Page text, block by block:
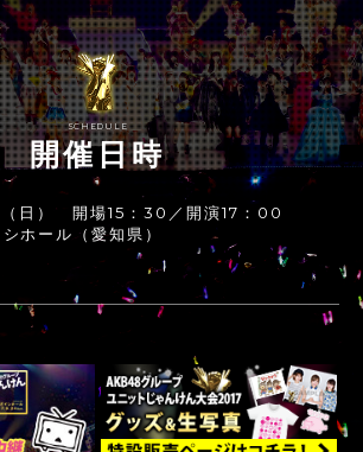
SCHEDULE
開催日時
日） 開場15：30／開演17：00
ホール（愛知県）